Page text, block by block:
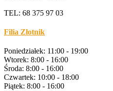
TEL: 68 375 97 03
Filia Złotnik
Poniedziałek: 11:00 - 19:00
Wtorek: 8:00 - 16:00
Środa: 8:00 - 16:00
Czwartek: 10:00 - 18:00
Piątek: 8:00 - 16:00